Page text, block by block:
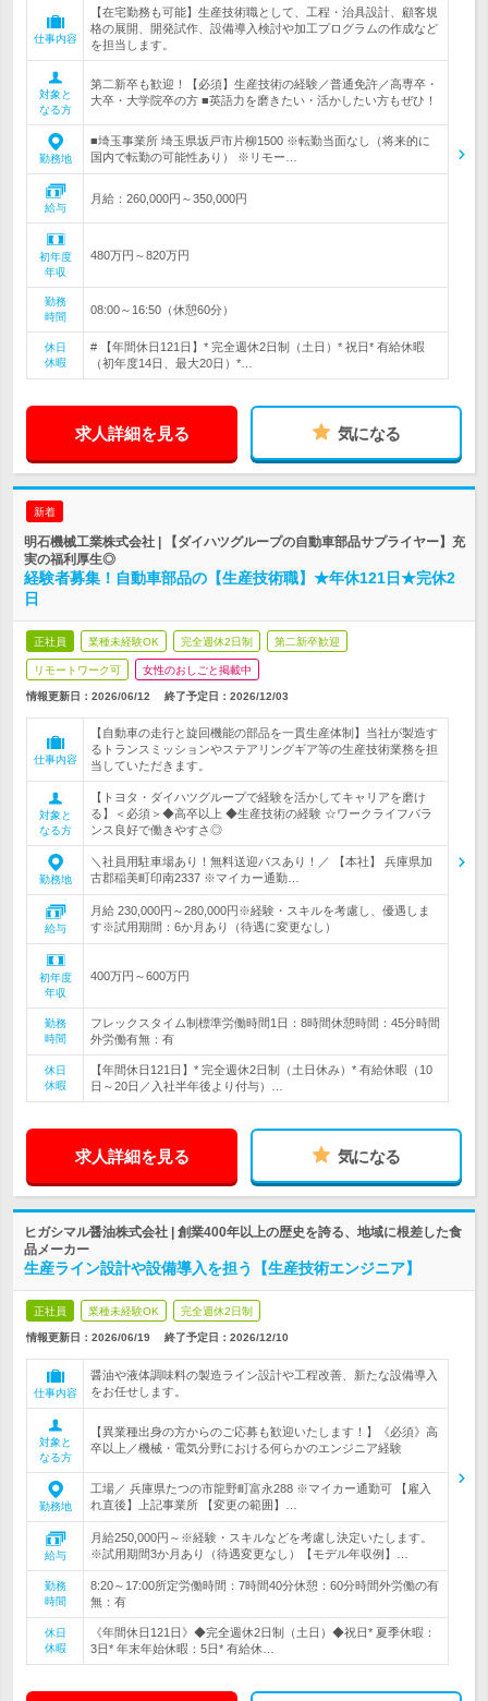
仕事内容
【在宅勤務も可能】生産技術職として、工程・治具設計、顧客規
格の展開、開発試作、設備導入検討や加工プログラムの作成など
を担当します。
対象と
なる方
第二新卒も歓迎！【必須】生産技術の経験／普通免許／高専卒・
大卒・大学院卒の方 ■英語力を磨きたい・活かしたい方もぜひ！
勤務地
■埼玉事業所 埼玉県坂戸市片柳1500 ※転勤当面なし（将来的に
国内で転勤の可能性あり） ※リモー…
給与
月給：260,000円～350,000円
初年度
年収
480万円～820万円
勤務
時間
08:00～16:50（休憩60分）
休日
休暇
# 【年間休日121日】* 完全週休2日制（土日）* 祝日* 有給休暇
（初年度14日、最大20日）*…
求人詳細を見る 気になる
新着
明石機械工業株式会社 | 【ダイハツグループの自動車部品サプライヤー】充
実の福利厚生◎
経験者募集！自動車部品の【生産技術職】★年休121日★完休2
日
正社員 業種未経験OK 完全週休2日制 第二新卒歓迎
リモートワーク可 女性のおしごと掲載中
情報更新日：2026/06/12 終了予定日： 2026/12/03
仕事内容
【自動車の走行と旋回機能の部品を一貫生産体制】当社が製造す
るトランスミッションやステアリングギア等の生産技術業務を担
当していただきます。
対象と
なる方
【トヨタ・ダイハツグループで経験を活かしてキャリアを磨け
る】＜必須＞◆高卒以上 ◆生産技術の経験 ☆ワークライフバラ
ンス良好で働きやすさ◎
勤務地
＼社員用駐車場あり！無料送迎バスあり！／ 【本社】 兵庫県加
古郡稲美町印南2337 ※マイカー通勤…
給与
月給 230,000円～280,000円※経験・スキルを考慮し、優遇しま
す※試用期間：6か月あり（待遇に変更なし）
初年度
年収
400万円～600万円
勤務
時間
フレックスタイム制標準労働時間1日：8時間休憩時間：45分時間
外労働有無：有
休日
休暇
【年間休日121日】* 完全週休2日制（土日休み）* 有給休暇（10
日～20日／入社半年後より付与）…
求人詳細を見る 気になる
ヒガシマル醤油株式会社 | 創業400年以上の歴史を誇る、地域に根差した食
品メーカー
生産ライン設計や設備導入を担う【生産技術エンジニア】
正社員 業種未経験OK 完全週休2日制
情報更新日：2026/06/19 終了予定日： 2026/12/10
仕事内容
醤油や液体調味料の製造ライン設計や工程改善、新たな設備導入
をお任せします。
対象と
なる方
【異業種出身の方からのご応募も歓迎いたします！】《必須》高
卒以上／機械・電気分野における何らかのエンジニア経験
勤務地
工場／ 兵庫県たつの市龍野町富永288 ※マイカー通勤可 【雇入
れ直後】上記事業所 【変更の範囲】…
給与
月給250,000円～※経験・スキルなどを考慮し決定いたします。
※試用期間3か月あり（待遇変更なし）【モデル年収例】…
勤務
時間
8:20～17:00所定労働時間：7時間40分休憩：60分時間外労働の有
無：有
休日
休暇
《年間休日121日》◆完全週休2日制（土日）◆祝日* 夏季休暇：
3日* 年末年始休暇：5日* 有給休…